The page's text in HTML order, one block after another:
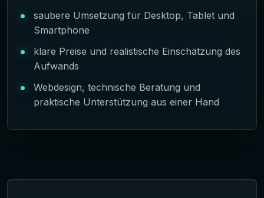
saubere Umsetzung für Desktop, Tablet und
Smartphone
klare Preise und realistische Einschätzung des
Aufwands
Webdesign, technische Beratung und
praktische Unterstützung aus einer Hand